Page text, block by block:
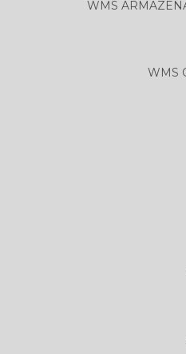
WMS
WMS